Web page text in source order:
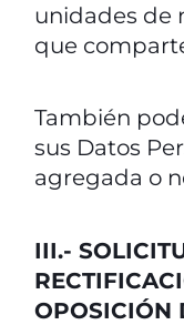
unidades de
que
También
sus Datos
agregada o
III.-
OPOSICIÓN